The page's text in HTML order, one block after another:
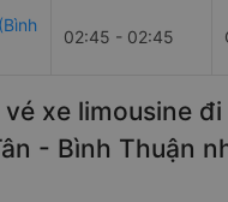
02:45 - 02:45
xe limousine
- Bình Thuận